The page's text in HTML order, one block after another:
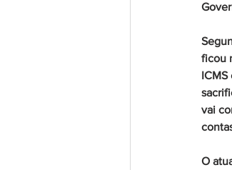
ficou
ICMS
vai
O